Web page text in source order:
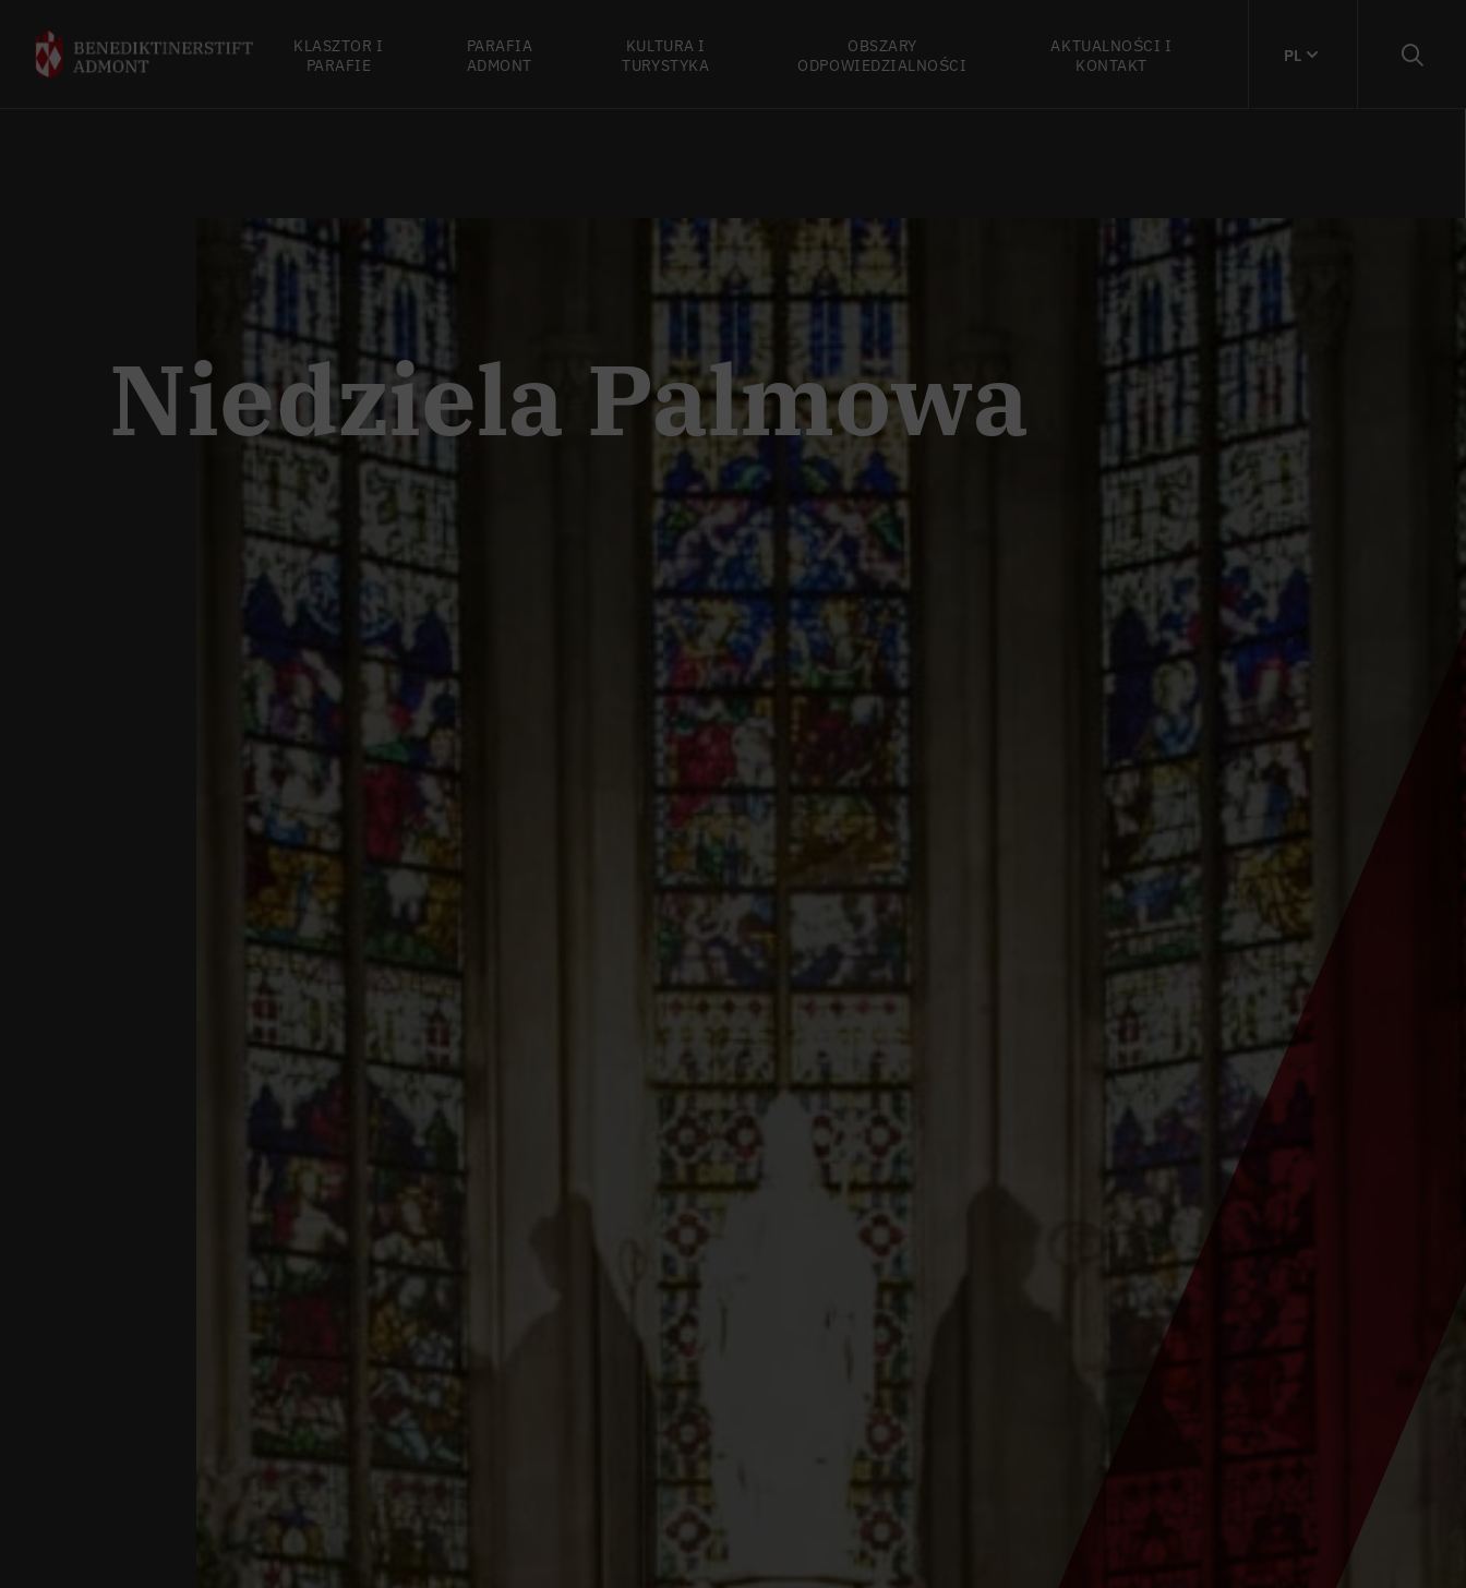
KLASZTOR I
PARAFIE
PARAFIA
ADMONT
KULTURA I
TURYSTYKA
OBSZARY
ODPOWIEDZIALNOŚCI
AKTUALNOŚCI I
KONTAKT
PL
Niedziela Palmowa